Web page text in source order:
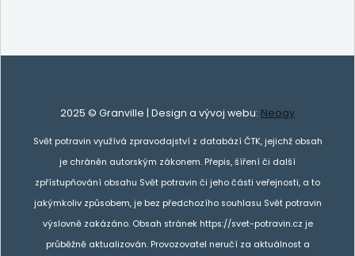
2025 © Granville | Design a vývoj webu: Neogy
Svět potravin využívá zpravodajství z databází ČTK, jejichž obsah
je chráněn autorským zákonem. Přepis, šíření či další
zpřístupňování obsahu Svět potravin či jeho části veřejnosti, a to
jakýmkoliv způsobem, je bez předchozího souhlasu Svět potravin
výslovně zakázáno. Obsah stránek https://svet-potravin.cz je
průběžně aktualizován. Provozovatel neručí za aktuálnost a